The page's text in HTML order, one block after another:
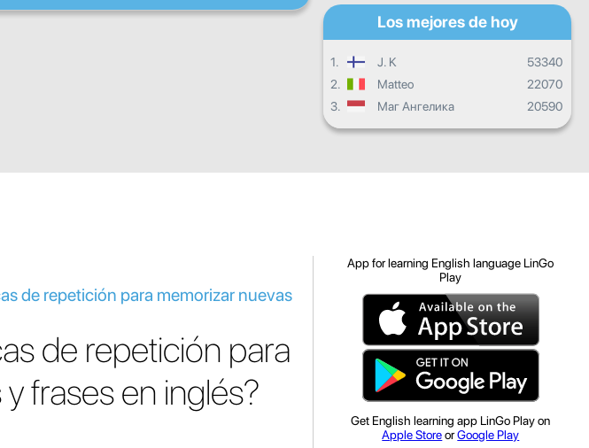
Los mejores de hoy
1. J. K
53340
2.
Matteo
22070
3.
Маг Ангелика 20590
de repetición para memorizar nuevas
de repetición para
frases en inglés?
App for learning English language LinGo
Play
Get English learning app LinGo Play on
Apple StoreorGoogle Play